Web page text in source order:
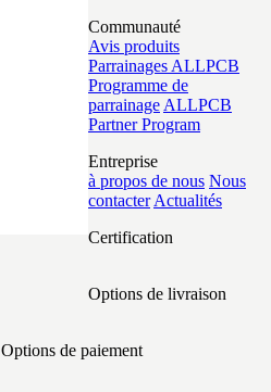
Communauté
Avis produits
Parrainages ALLPCB
Programme de
parrainage ALLPCB
Partner Program
Entreprise
à propos de nous Nous
contacter Actualités
Certification
Options de livraison
Options de paiement